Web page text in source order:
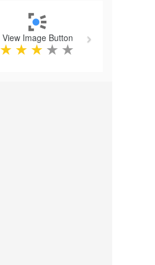
View Image Button
★ ★ ★ ★ ★